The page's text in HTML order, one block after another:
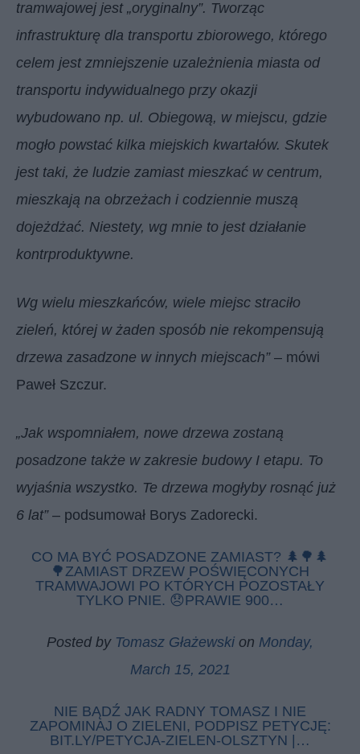
tramwajowej jest „oryginalny”. Tworząc
infrastrukturę dla transportu zbiorowego, którego
celem jest zmniejszenie uzależnienia miasta od
transportu indywidualnego przy okazji
wybudowano np. ul. Obiegową, w miejscu, gdzie
mogło powstać kilka miejskich kwartałów. Skutek
jest taki, że ludzie zamiast mieszkać w centrum,
mieszkają na obrzeżach i codziennie muszą
dojeżdżać. Niestety, wg mnie to jest działanie
kontrproduktywne.
Wg wielu mieszkańców, wiele miejsc straciło
zieleń, której w żaden sposób nie rekompensują
drzewa zasadzone w innych miejscach”– mówi
Paweł Szczur.
„Jak wspomniałem, nowe drzewa zostaną
posadzone także w zakresie budowy I etapu. To
wyjaśnia wszystko. Te drzewa mogłyby rosnąć już
6 lat”– podsumował Borys Zadorecki.
CO MA BYĆ POSADZONE ZAMIAST? 🌲🌳🌲
🌳ZAMIAST DRZEW POŚWIĘCONYCH
TRAMWAJOWI PO KTÓRYCH POZOSTAŁY
TYLKO PNIE. 😞PRAWIE 900…
Posted by Tomasz Głażewski on Monday,
March 15, 2021
NIE BĄDŹ JAK RADNY TOMASZ I NIE
ZAPOMINAJ O ZIELENI, PODPISZ PETYCJĘ:
BIT.LY/PETYCJA-ZIELEN-OLSZTYN |…